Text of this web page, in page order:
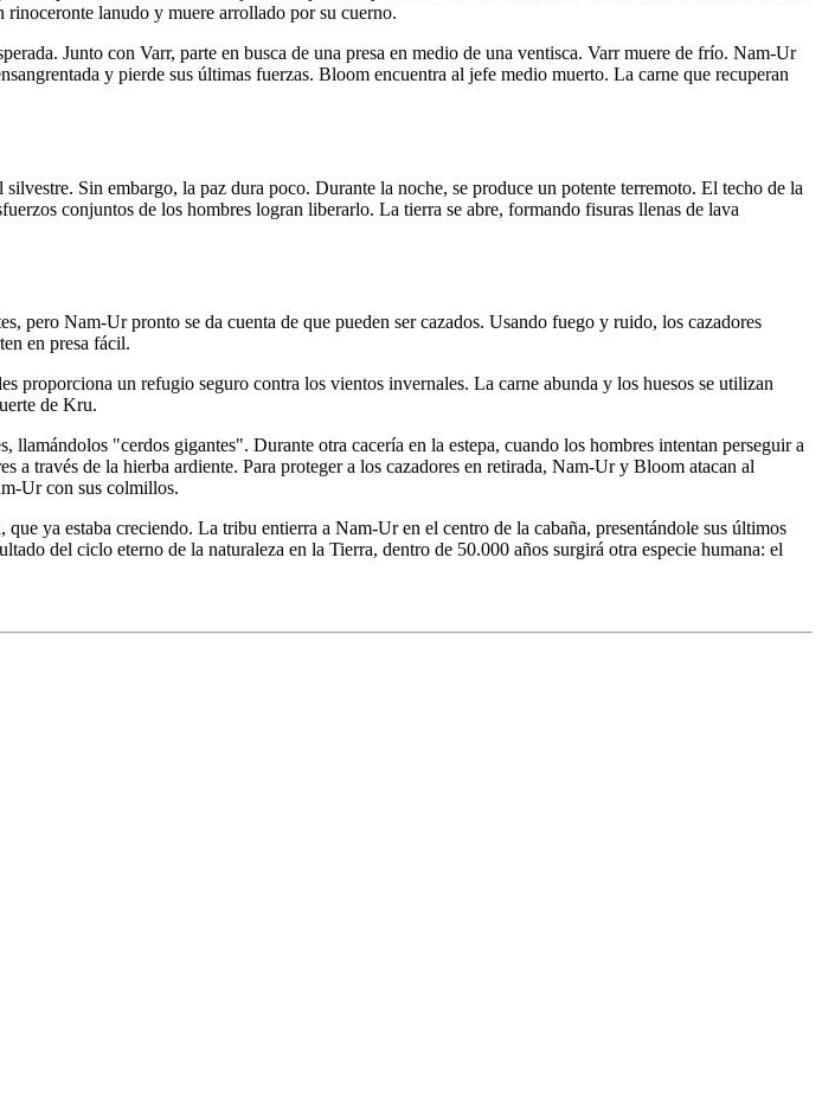
rinoceronte lanudo y muere arrollado por su cuerno.
Junto con Varr, parte en busca de una presa en medio de una ventisca. Varr muere de frío. Nam-Ur
y pierde sus últimas fuerzas. Bloom encuentra al jefe medio muerto. La carne que recuperan
Sin embargo, la paz dura poco. Durante la noche, se produce un potente terremoto. El techo de la
conjuntos de los hombres logran liberarlo. La tierra se abre, formando fisuras llenas de lava
pero Nam-Ur pronto se da cuenta de que pueden ser cazados. Usando fuego y ruido, los cazadores
en presa fácil.
proporciona un refugio seguro contra los vientos invernales. La carne abunda y los huesos se utilizan
de Kru.
"cerdos gigantes". Durante otra cacería en la estepa, cuando los hombres intentan perseguir a
través de la hierba ardiente. Para proteger a los cazadores en retirada, Nam-Ur y Bloom atacan al
Ur con sus colmillos.
ya estaba creciendo. La tribu entierra a Nam-Ur en el centro de la cabaña, presentándole sus últimos
del ciclo eterno de la naturaleza en la Tierra, dentro de 50.000 años surgirá otra especie humana: el